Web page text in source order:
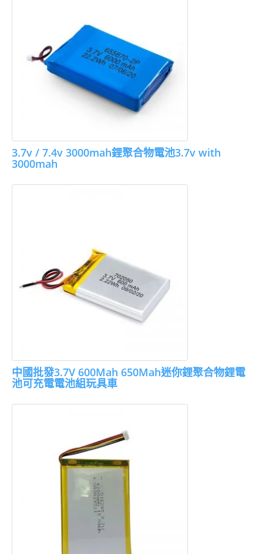
3.7v / 7.4v 3000mah鋰聚合物電池3.7v with
3000mah
中國批發3.7V 600Mah 650Mah迷你鋰聚合物鋰電
池可充電電池組玩具車